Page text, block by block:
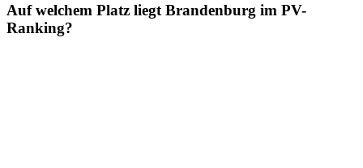
Auf welchem Platz liegt Brandenburg im PV-
Ranking?